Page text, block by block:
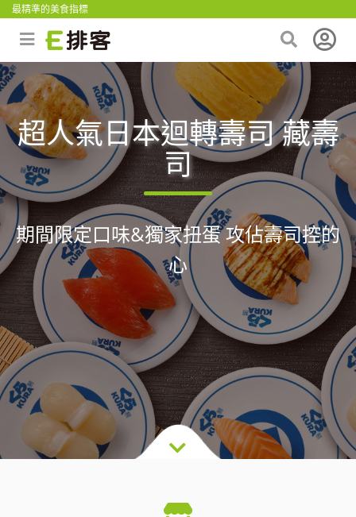
最精準的美食指標
超人氣日本迴轉壽司 藏壽
司
期間限定口味&獨家扭蛋 攻佔壽司控的
心